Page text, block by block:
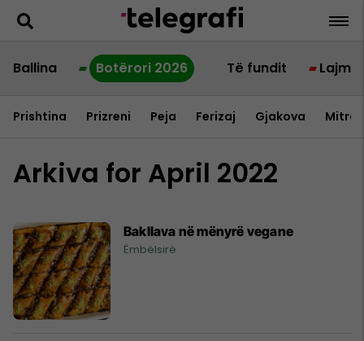
Ballina Botërori 2026 Të fundit Lajme
Prishtina Prizreni Peja Ferizaj Gjakova
Arkiva for April 2022
Bakllava në mënyrë vegane
Ëmbëlsirë